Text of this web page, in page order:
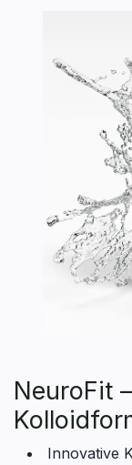
NeuroFit
Innovative